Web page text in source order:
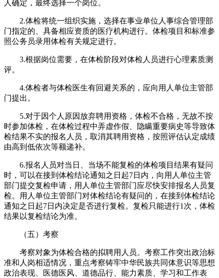
人确定，最终选择一个岗位。
2.体检将统一组织实施，选择在事业单位人事综合管理部
门指定的、具备相应资质的医疗机构进行。体检项目和标准参
照公务员录用体检有关规定进行。
3.根据岗位需要，在体检阶段对体检人员进行心理素质测
评。
4.体检者与体检医生有回避关系的，应向用人单位主管部
门提出。
5.对于因个人原因放弃聘用资格，体检不合格，无故不按
时参加体检，在体检过程中弄虚作假、隐瞒重要病史等导致体
检结果不实的报名人员，取消其聘用资格，按照评估认定成绩
由高到低依次等额递补。
6.报名人员对当日、当场不能复检的体检项目结果有疑问
时，可以在接到体检结论通知之日起7日内，向用人单位主管
部门提交复检申请，用人单位主管部门应尽快安排报名人员复
检。用人单位主管部门对体检结论有疑问的，在接到体检结论
通知之日起7日内决定是否进行复检。复检只能进行1次，体检
结果以复检结论为准。
（五）考察
考察对象为体检合格的拟聘用人员。考察工作突出政治标
准和人岗相适情况，重点考察铸牢中华民族共同体意识等思想
政治表现、医德医风、道德品行、能力素质、学习和工作表